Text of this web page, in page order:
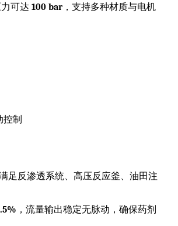
力可达100 bar，支持多种材质与电机
制
足反渗透系统、高压反应釜、油田注
，流量输出稳定无脉动，确保药剂